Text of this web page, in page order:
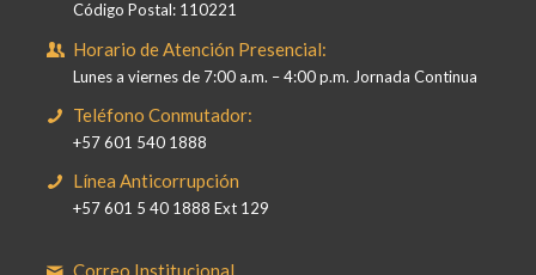
Código Postal: 110221
Horario de Atención Presencial:
Lunes a viernes de 7:00 a.m. – 4:00 p.m. Jornada Continua
Teléfono Conmutador:
+57 601 540 1888
Línea Anticorrupción
+57 601 5 40 1888 Ext 129
Correo Institucional